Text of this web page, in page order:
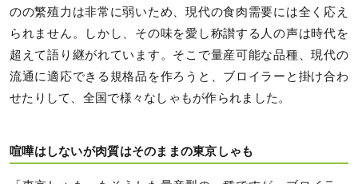
のの繁殖力は非常に弱いため、現代の食肉需要には全く応え
られません。しかし、その味を愛し称讃する人の声は時代を
超えて語り継がれています。そこで量産可能な品種、現代の
流通に適応できる規格品を作ろうと、ブロイラーと掛け合わ
せたりして、全国で様々なしゃもが作られました。
喧嘩はしないが肉質はそのままの東京しゃも